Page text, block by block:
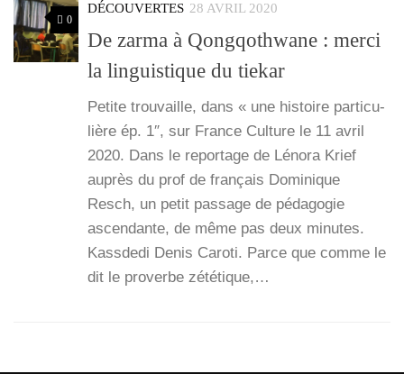
0
DÉCOUVERTES 28 AVRIL 2020
De zarma à Qongqothwane : merci
la linguistique du tiekar
Petite trou­vaille, dans « une his­toire par­ti­cu­
lière ép. 1″, sur France Culture le 11 avril
2020. Dans le repor­tage de Léno­ra Krief
auprès du prof de fran­çais Domi­nique
Resch, un petit pas­sage de péda­go­gie
ascen­dante, de même pas deux minutes.
Kass­de­di Denis Caro­ti. Parce que comme le
dit le pro­verbe zété­tique,…